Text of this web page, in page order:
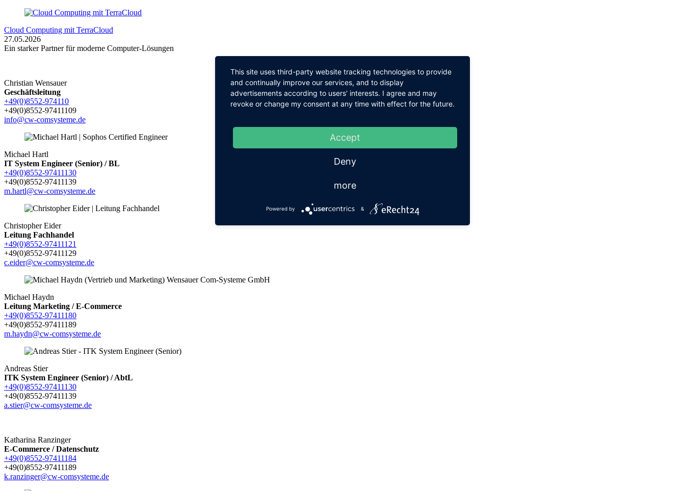
Cloud Computing mit TerraCloud
27.05.2026
Ein starker Partner für moderne Computer-Lösungen
Christian Wensauer
Geschäftsleitung
+49(0)8552-974110
+49(0)8552-97411109
info@cw-comsysteme.de
Michael Hartl
IT System Engineer (Senior) / BL
+49(0)8552-97411130
+49(0)8552-97411139
m.hartl@cw-comsysteme.de
Christopher Eider
Leitung Fachhandel
+49(0)8552-97411121
+49(0)8552-97411129
c.eider@cw-comsysteme.de
Michael Haydn
Leitung Marketing / E-Commerce
+49(0)8552-97411180
+49(0)8552-97411189
m.haydn@cw-comsysteme.de
Andreas Stier
ITK System Engineer (Senior) / AbtL
+49(0)8552-97411130
+49(0)8552-97411139
a.stier@cw-comsysteme.de
Katharina Ranzinger
E-Commerce / Datenschutz
+49(0)8552-97411184
+49(0)8552-97411189
k.ranzinger@cw-comsysteme.de
This site uses third-party website tracking technologies to provide
and continually improve our services, and to display
advertisements according to users' interests. I agree and may
revoke or change my consent at any time with effect for the future.
Accept
Deny
more
Powered by &